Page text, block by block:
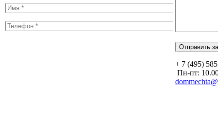
+ 7 (495)
Пн-пт: